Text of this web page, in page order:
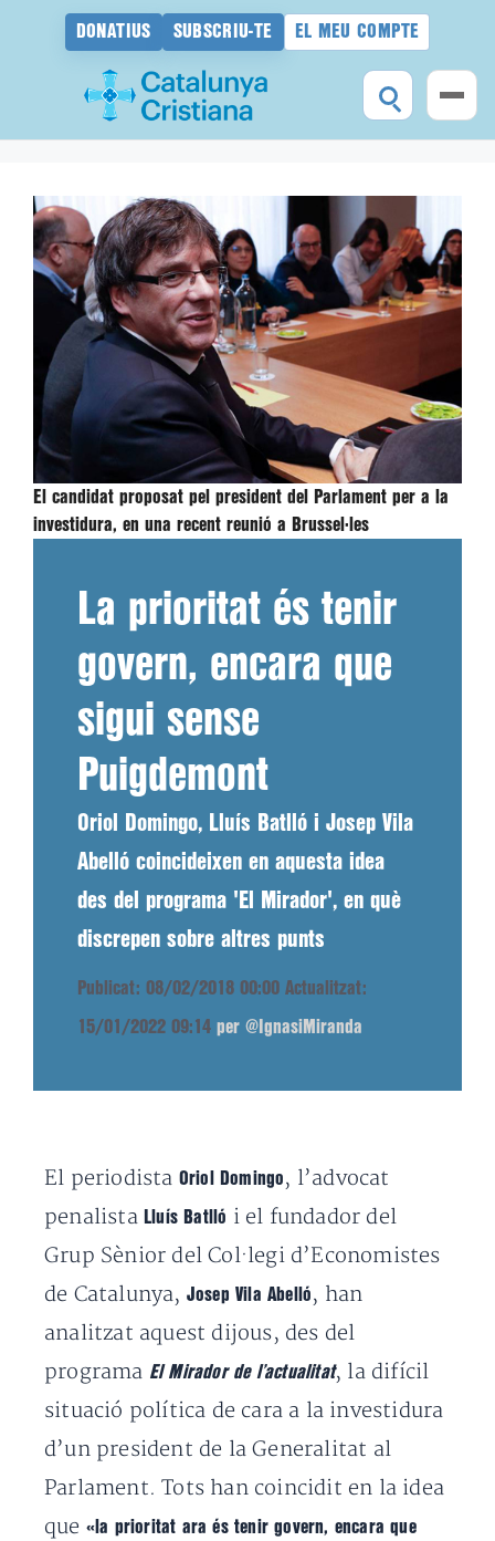
DONATIUS SUBSCRIU-TE EL MEU COMPTE
contingut
El candidat proposat pel president del Parlament per a la
investidura, en una recent reunió a Brussel·les
La prioritat és tenir
govern, encara que
sigui sense
Puigdemont
Oriol Domingo, Lluís Batlló i Josep Vila
Abelló coincideixen en aquesta idea
des del programa 'El Mirador', en què
discrepen sobre altres punts
Publicat: 08/02/2018 00:00 Actualitzat:
15/01/2022 09:14 per @IgnasiMiranda
El periodista Oriol Domingo , l’advocat
penalista Lluís Batlló i el fundador del
Grup Sènior del Col·legi d’Economistes
de Catalunya, Josep Vila Abelló , han
analitzat aquest dijous, des del
programa El Mirador de l’actualitat, la difícil
situació política de cara a la investidura
d’un president de la Generalitat al
Parlament. Tots han coincidit en la idea
que «la prioritat ara és tenir govern, encara que